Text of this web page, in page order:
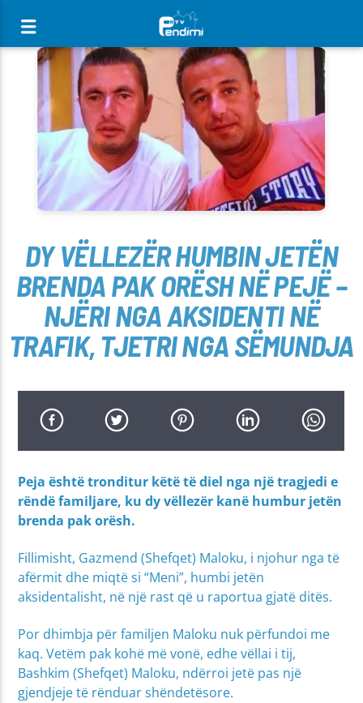
[There are no radio stations in the database]
DY VËLLEZËR HUMBIN JETËN
BRENDA PAK ORËSH NË PEJË –
NJËRI NGA AKSIDENTI NË
TRAFIK, TJETRI NGA SËMUNDJA
Peja është tronditur këtë të diel nga një tragjedi e
rëndë familjare, ku dy vëllezër kanë humbur jetën
brenda pak orësh.
Fillimisht, Gazmend (Shefqet) Maloku, i njohur nga të
afërmit dhe miqtë si “Meni”, humbi jetën
aksidentalisht, në një rast që u raportua gjatë ditës.
Por dhimbja për familjen Maloku nuk përfundoi me
kaq. Vetëm pak kohë më vonë, edhe vëllai i tij,
Bashkim (Shefqet) Maloku, ndërroi jetë pas një
gjendjeje të rënduar shëndetësore.